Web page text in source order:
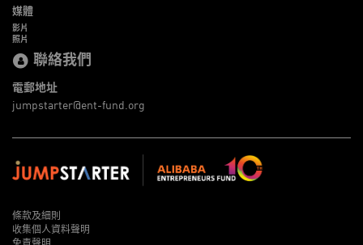
媒體
影片
照片
聯絡我們
電郵地址
jumpstarter@ent-fund.org
條款及細則
收集個人資料聲明